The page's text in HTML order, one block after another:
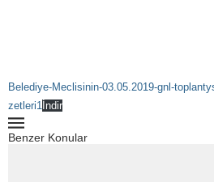
Belediye-Meclisinin-03.05.2019-gnl-
zetleri1 İndir
Benzer Konular